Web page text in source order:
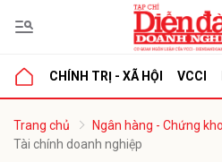
CHÍNH TRỊ - XÃ HỘI VCCI
Trang chủ
Ngân hàng - Chứng
Tài chính doanh nghiệp
luận